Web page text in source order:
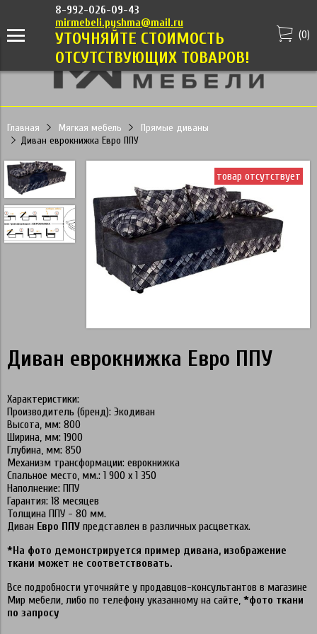
8-992-026-09-43
mirmebeli.pyshma@mail.ru
УТОЧНЯЙТЕ СТОИМОСТЬ
ОТСУТСТВУЮЩИХ ТОВАРОВ!
(0)
Главная Мягкая мебель
Прямые диваны
Диван еврокнижка Евро ППУ
товар отсутствует
Диван еврокнижка Евро ППУ
Характеристики:
Производитель (бренд): Экодиван
Высота, мм: 800
Ширина, мм: 1900
Глубина, мм: 850
Механизм трансформации: еврокнижка
Спальное место, мм.: 1 900 х 1 350
Наполнение: ППУ
Гарантия: 18 месяцев
Толщина ППУ - 80 мм.
Диван Евро ППУ представлен в различных расцветках.
*На фото демонстрируется пример дивана, изображение
ткани может не соответствовать.
Все подробности уточняйте у продавцов-консультантов в магазине
Мир мебели, либо по телефону указанному на сайте, *фото ткани
по запросу